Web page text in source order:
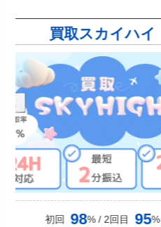
買取スカイハイ
初回 98% / 2回目 95%